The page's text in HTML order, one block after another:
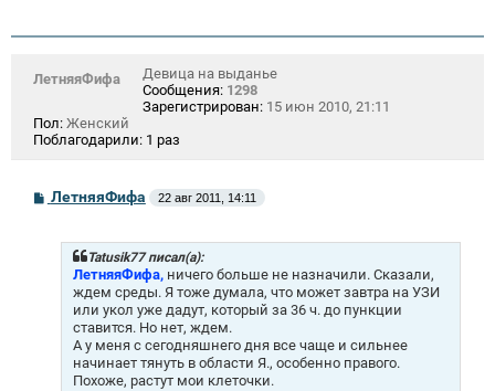
ЛетняяФифа
Девица на выданье
Сообщения: 1298
Зарегистрирован: 15 июн 2010, 21:11
Пол: Женский
Поблагодарили: 1 раз
С
о
ЛетняяФифа 22 авг 2011, 14:11
Tatusik77 писал(а):
ЛетняяФифа, ничего больше не назначили. Сказали,
ждем среды. Я тоже думала, что может завтра на УЗИ
или укол уже дадут, который за 36 ч. до пункции
ставится. Но нет, ждем.
А у меня с сегодняшнего дня все чаще и сильнее
начинает тянуть в области Я., особенно правого.
Похоже, растут мои клеточки.